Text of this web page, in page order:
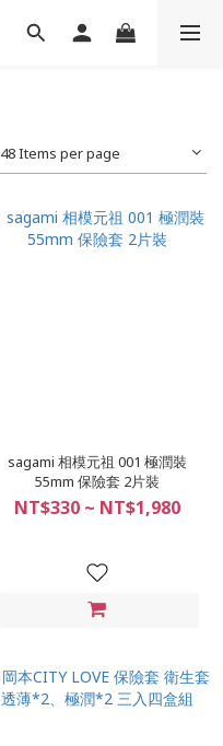
48 Items per page
sagami 相模元祖 001 極潤裝
55mm 保險套 2片裝
NT$330 ~ NT$1,980